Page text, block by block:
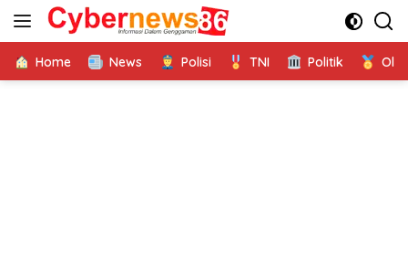
Langsung
Home News Polisi TNI Politik